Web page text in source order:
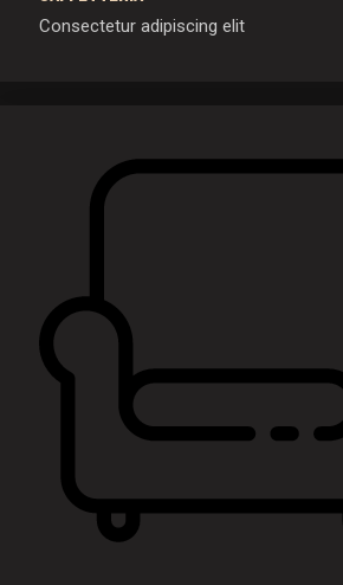
Consectetur adipiscing elit